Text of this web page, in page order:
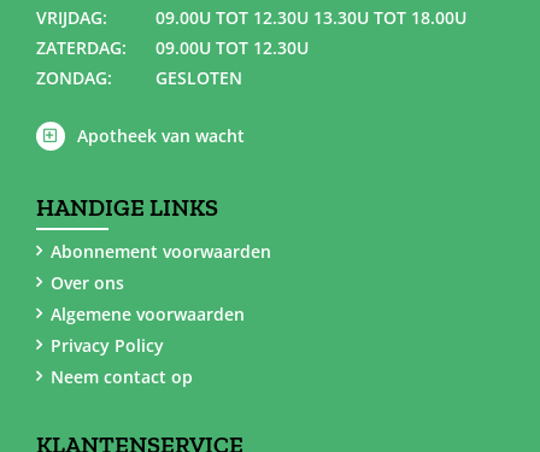
VRIJDAG:
09.00U TOT 12.30U 13.30U TOT 18.00U
ZATERDAG:
09.00U TOT 12.30U
ZONDAG:
GESLOTEN
Apotheek van wacht
HANDIGE LINKS
Abonnement voorwaarden
Over ons
Algemene voorwaarden
Privacy Policy
Neem contact op
KLANTENSERVICE